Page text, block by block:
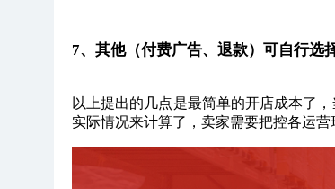
7、其他（付费广告、退款）可自行选
以上提出的几点是最简单的开店成本了
实际情况来计算了，卖家需要把控各运